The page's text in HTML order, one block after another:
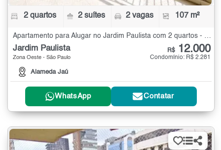
2 quartos 2 suítes 2 vagas 107 m²
Jardim Paulista
Zona Oeste - São Paulo
Alameda Jaú
R$ 12.000
Condomínio: R$ 2.281
WhatsApp Contatar